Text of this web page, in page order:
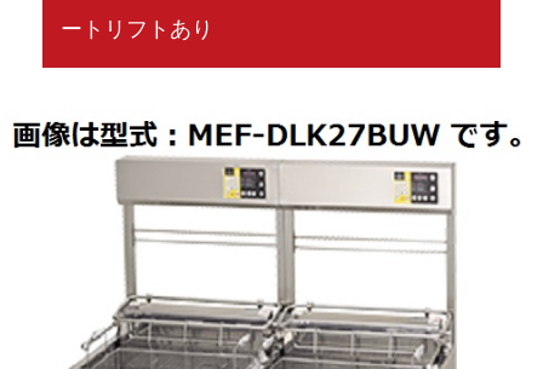
ートリフトあり